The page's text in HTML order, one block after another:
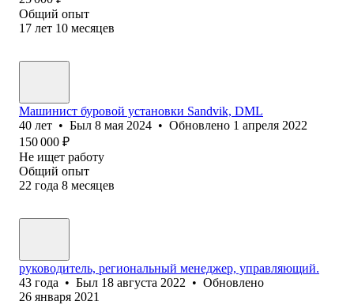
Общий опыт
17 лет 10 месяцев
Машинист буровой установки Sandvik, DML
40 лет • Был 8 мая 2024 • Обновлено 1 апреля 2022
150 000 ₽
Не ищет работу
Общий опыт
22 года 8 месяцев
руководитель, региональный менеджер, управляющий.
43 года • Был 18 августа 2022 • Обновлено
26 января 2021